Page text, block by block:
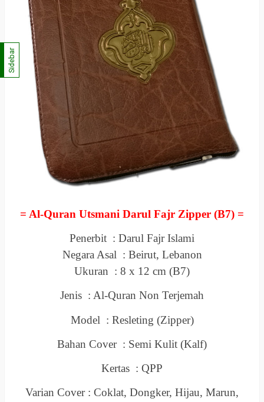
= Al-Quran Utsmani Darul Fajr Zipper (B7) =
Penerbit : Darul Fajr Islami
Negara Asal : Beirut, Lebanon
Ukuran : 8 x 12 cm (B7)
Jenis : Al-Quran Non Terjemah
Model : Resleting (Zipper)
Bahan Cover : Semi Kulit (Kalf)
Kertas : QPP
Varian Cover : Coklat, Dongker, Hijau, Marun,
Sidebar